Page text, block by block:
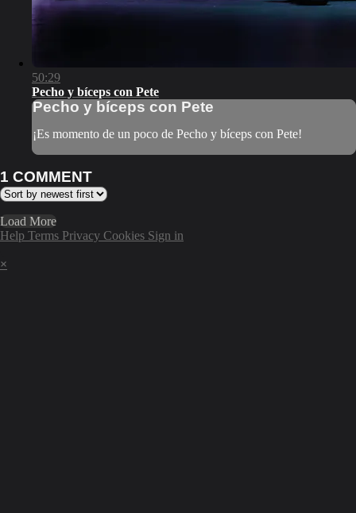
50:29
Pecho y bíceps con Pete
Pecho y bíceps con Pete
¡Es momento de un poco de Pecho y bíceps con Pete!
1 COMMENT
Load More
Help Terms Privacy Cookies Sign in
×